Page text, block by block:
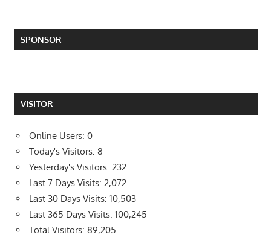
SPONSOR
VISITOR
Online Users: 0
Today's Visitors: 8
Yesterday's Visitors: 232
Last 7 Days Visits: 2,072
Last 30 Days Visits: 10,503
Last 365 Days Visits: 100,245
Total Visitors: 89,205